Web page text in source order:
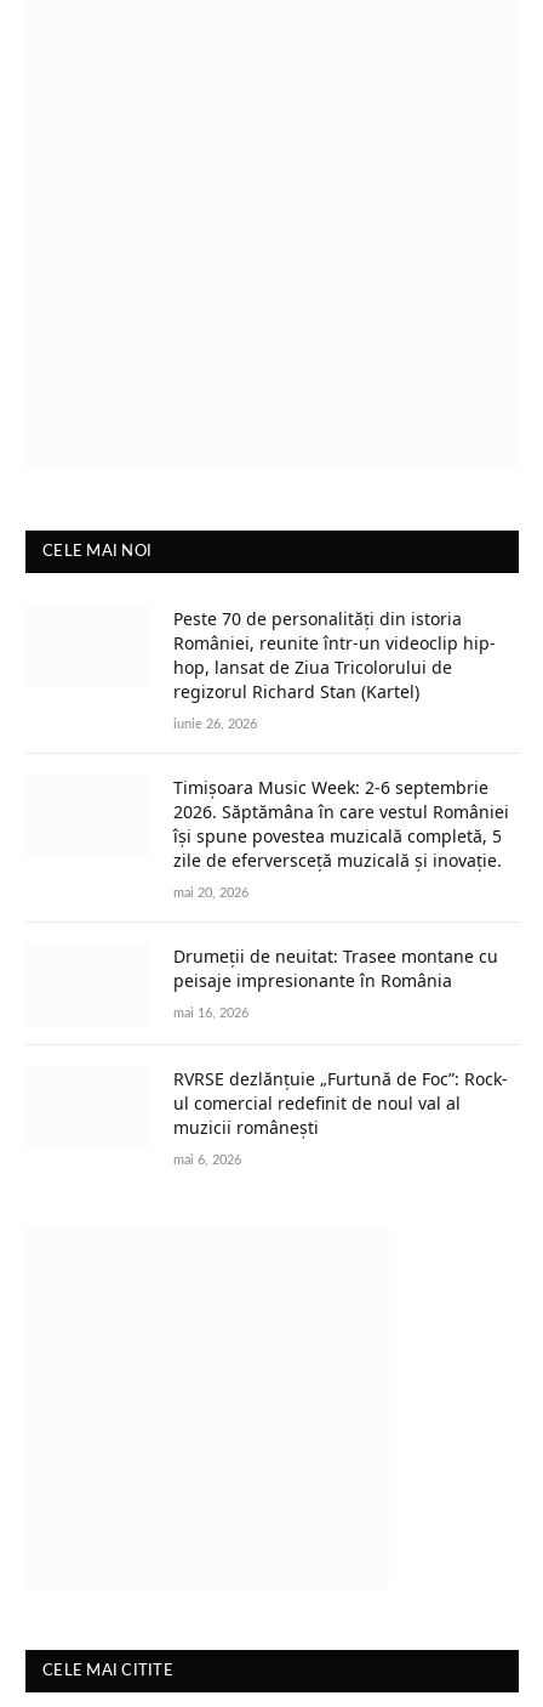
CELE MAI NOI
Peste 70 de personalități din istoria
României, reunite într-un videoclip hip-
hop, lansat de Ziua Tricolorului de
regizorul Richard Stan (Kartel)
iunie 26, 2026
Timișoara Music Week: 2-6 septembrie
2026. Săptămâna în care vestul României
își spune povestea muzicală completă, 5
zile de eferversceță muzicală și inovație.
mai 20, 2026
Drumeții de neuitat: Trasee montane cu
peisaje impresionante în România
mai 16, 2026
RVRSE dezlănțuie „Furtună de Foc”: Rock-
ul comercial redefinit de noul val al
muzicii românești
mai 6, 2026
CELE MAI CITITE